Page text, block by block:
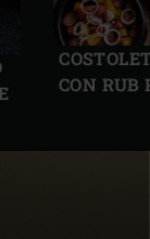
CON RUB